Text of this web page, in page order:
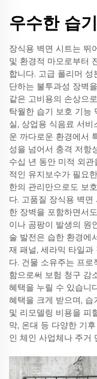
우수한 습
장식용 벽면 시트는 뛰
및 환경적 마모로부터
합니다. 고급 폴리머
단하는 불투과성 장벽
같은 고비용의 손상으
탁월한 습기 보호 기능
실, 상업용 식음료 서
운 까다로운 환경에서
성을 넘어서 충격 저항
수십 년 동안 미적 외
적인 유지보수가 필요
한의 관리만으로도 보
다. 고품질 장식용 벽
한 장벽을 포함하면서
이나 곰팡이 발생의 원
술 발전은 습한 환경에
재 패널, 세라믹 타일
다. 건물 소유주는 프
함으로써 보험 청구 감
혜택을 누릴 수 있습니
혜택을 크게 받으며,
및 리모델링 비용을 피
막, 온대 등 다양한 기
인 체인 사업체나 주거